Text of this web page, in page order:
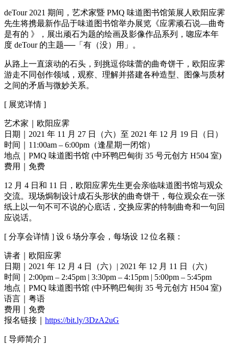
deTour 2021 期间，艺术家暨 PMQ 味道图书馆策展人欧阳应霁
先生将携最新作品于味道图书馆举办展览《应霁顽石说—曲奇
是有的 》，展出顽石为题的绘画及影像作品系列，唿应本年
度 deTour 的主题──「有（没）用」。
从路上一直滚动的石头，到挑逗你味蕾的曲奇饼干，欧阳应霁
游走不同创作领域，观察、理解并搭建各种造型、图像与质材
之间的矛盾与微妙关系。
[ 展览详情 ]
艺术家｜欧阳应霁
日期｜2021 年 11 月 27 日（六）至 2021 年 12 月 19 日（日）
时间｜11:00am – 6:00pm（逢星期一闭馆）
地点｜PMQ 味道图书馆 (中环鸭巴甸街 35 号元创方 H504 室)
费用｜免费
12 月 4 日和 11 日，欧阳应霁先生更会亲临味道图书馆与观众
交流。现场焗制设计成石头形状的曲奇饼干，每位观众在一张
纸上以一句不可不说的心底话，交换应霁的特制曲奇和一句回
应说话。
[ 分享会详情 ] 设 6 场分享会，每场设 12 位名额：
讲者｜欧阳应霁
日期｜2021 年 12 月 4 日（六）| 2021 年 12 月 11 日（六）
时间｜2:00pm – 2:45pm | 3:30pm – 4:15pm | 5:00pm – 5:45pm
地点｜PMQ 味道图书馆 (中环鸭巴甸街 35 号元创方 H504 室)
语言｜粤语
费用｜免费
报名链接｜ https://bit.ly/3DzA2uG
[ 导师简介 ]